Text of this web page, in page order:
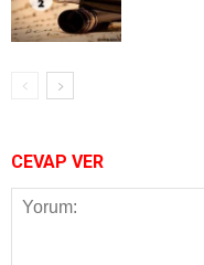
CEVAP VER